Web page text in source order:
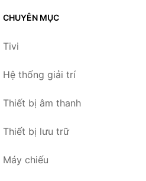
CHUYÊN MỤC
Tivi
Hệ thống giải trí
Thiết bị âm thanh
Thiết bị lưu trữ
Máy chiếu